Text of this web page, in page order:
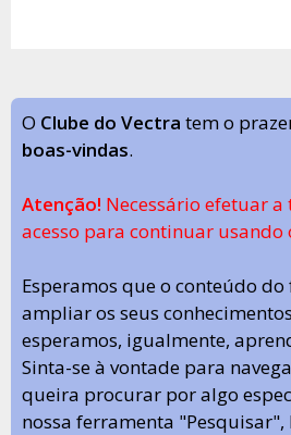
O Clube do Vectra tem o
boas-vindas.
Atenção! Necessário efetuar a
acesso para continuar usando
Esperamos que o conteúdo
ampliar os seus
esperamos, igualmente,
Sinta-se à vontade para
queira procurar por algo
nossa ferramenta